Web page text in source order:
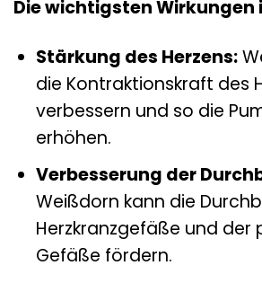
Die wichtigsten Wirkungen
Stärkung des Herzens:
die Kontraktionskraft des
verbessern und so die
erhöhen.
Verbesserung der
Weißdorn kann die
Herzkranzgefäße und der
Gefäße fördern.